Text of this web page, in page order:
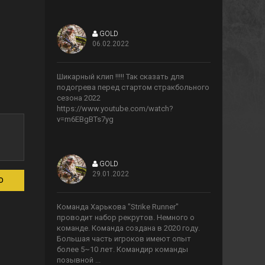
GOLD
06.02.2022
Шикарный клип !!!!! Так сказать для
подогрева перед стартом стракбольного
сезона 2022
https://www.youtube.com/watch?
v=m6EBgBTs7yg
GOLD
29.01.2022
Команда Харькова "Strike Runner"
проводит набор рекрутов. Немного о
команде. Команда создана в 2020 году.
Большая часть игроков имеют опыт
более 5~10 лет. Командир команды
позывной ...